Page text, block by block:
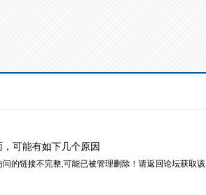
可能有如下几个原因
的链接不完整,可能已被管理删除！请返回论坛获取该